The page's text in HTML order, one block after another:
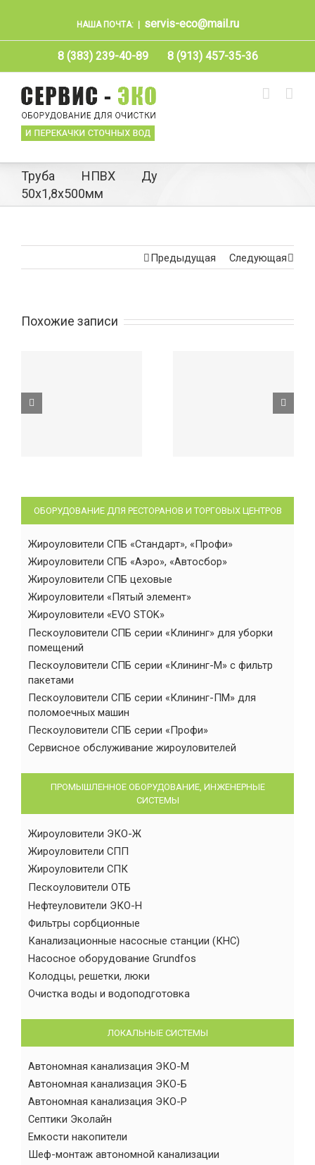
НАША ПОЧТА: servis-eco@mail.ru
8 (383) 239-40-89 8 (913) 457-35-36
Труба НПВХ Ду
50х1,8х500мм
Предыдущая Следующая
Похожие записи
ОБОРУДОВАНИЕ ДЛЯ РЕСТОРАНОВ И ТОРГОВЫХ ЦЕНТРОВ
Жироуловители СПБ «Стандарт», «Профи»
Жироуловители СПБ «Аэро», «Автосбор»
Жироуловители СПБ цеховые
Жироуловители «Пятый элемент»
Жироуловители «EVO STOK»
Пескоуловители СПБ серии «Клининг» для уборки
помещений
Пескоуловители СПБ серии «Клининг-М» с фильтр
пакетами
Пескоуловители СПБ серии «Клининг-ПМ» для
поломоечных машин
Пескоуловители СПБ серии «Профи»
Сервисное обслуживание жироуловителей
ПРОМЫШЛЕННОЕ ОБОРУДОВАНИЕ, ИНЖЕНЕРНЫЕ
СИСТЕМЫ
Жироуловители ЭКО-Ж
Жироуловители СПП
Жироуловители СПК
Пескоуловители ОТБ
Нефтеуловители ЭКО-Н
Фильтры сорбционные
Канализационные насосные станции (КНС)
Насосное оборудование Grundfos
Колодцы, решетки, люки
Очистка воды и водоподготовка
ЛОКАЛЬНЫЕ СИСТЕМЫ
Автономная канализация ЭКО-М
Автономная канализация ЭКО-Б
Автономная канализация ЭКО-Р
Септики Эколайн
Емкости накопители
Шеф-монтаж автономной канализации